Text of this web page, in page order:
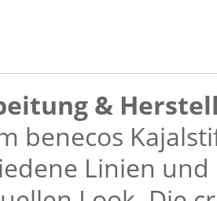
&
benecos
Linien